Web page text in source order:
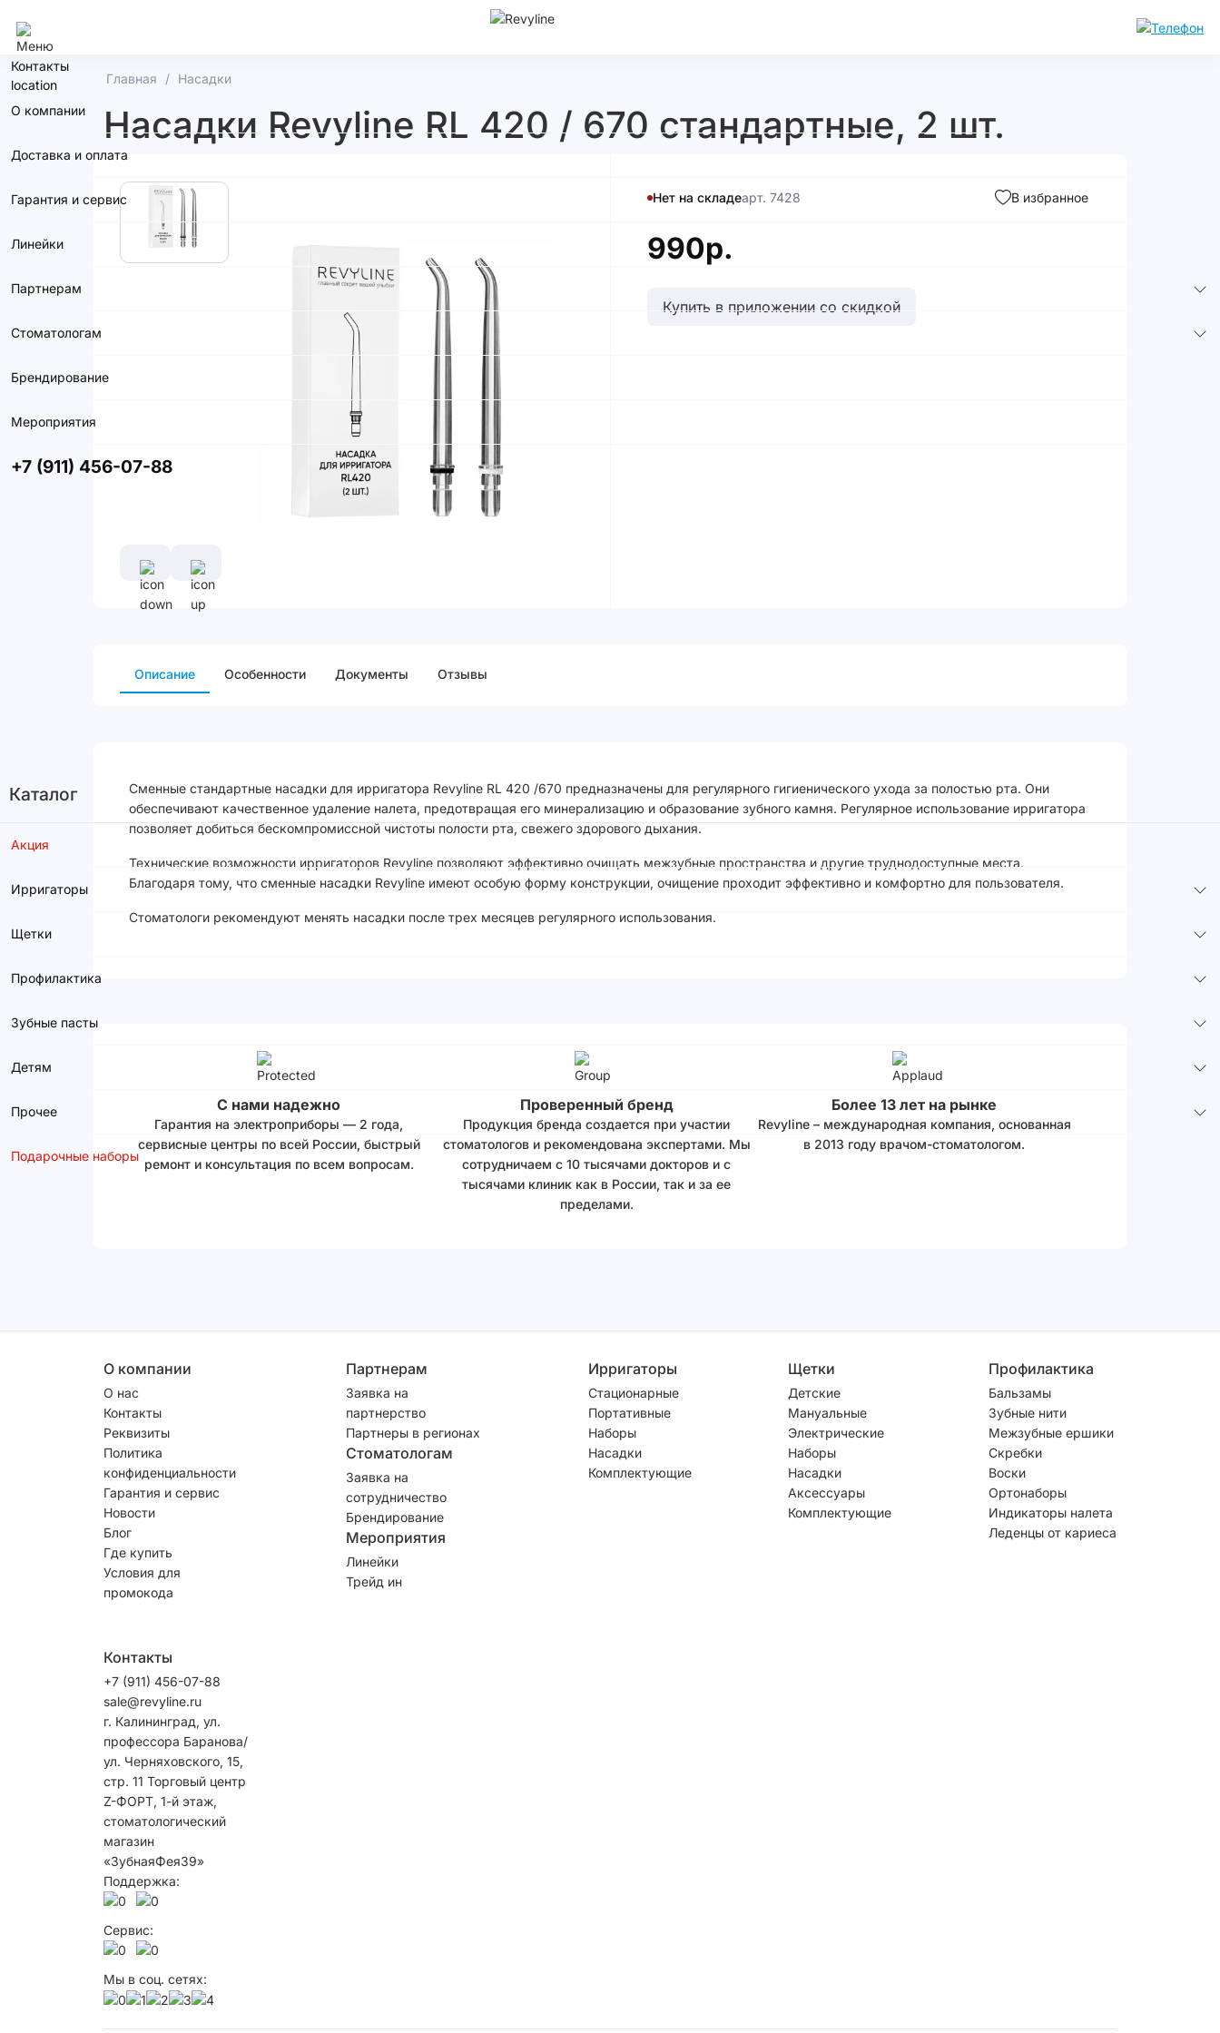
Контакты
О компании
Доставка и оплата
Гарантия и сервис
Линейки
Партнерам
Стоматологам
Брендирование
Мероприятия
+7 (911) 456-07-88
Каталог
Акция
Ирригаторы
Щетки
Профилактика
Зубные пасты
Детям
Прочее
Подарочные наборы
Главная Насадки
Насадки Revyline RL 420 / 670 стандартные, 2 шт.
Нет на складеарт. 7428 В избранное
990р.
Купить в приложении со скидкой
Описание Особенности Документы Отзывы
Сменные стандартные насадки для ирригатора Revyline RL 420 /670 предназначены для регулярного гигиенического ухода за полостью рта. Они
обеспечивают качественное удаление налета, предотвращая его минерализацию и образование зубного камня. Регулярное использование ирригатора
позволяет добиться бескомпромиссной чистоты полости рта, свежего здорового дыхания.
Технические возможности ирригаторов Revyline позволяют эффективно очищать межзубные пространства и другие труднодоступные места.
Благодаря тому, что сменные насадки Revyline имеют особую форму конструкции, очищение проходит эффективно и комфортно для пользователя.
Стоматологи рекомендуют менять насадки после трех месяцев регулярного использования.
С нами надежно
Гарантия на электроприборы — 2 года,
сервисные центры по всей России, быстрый
ремонт и консультация по всем вопросам.
Проверенный бренд
Продукция бренда создается при участии
стоматологов и рекомендована экспертами. Мы
сотрудничаем с 10 тысячами докторов и с
тысячами клиник как в России, так и за ее
пределами.
Более 13 лет на рынке
Revyline – международная компания, основанная
в 2013 году врачом-стоматологом.
О компании
О нас
Контакты
Реквизиты
Политика
конфиденциальности
Гарантия и сервис
Новости
Блог
Где купить
Условия для
промокода
Партнерам
Заявка на
партнерство
Партнеры в регионах
Стоматологам
Заявка на
сотрудничество
Брендирование
Мероприятия
Линейки
Трейд ин
Ирригаторы
Стационарные
Портативные
Наборы
Насадки
Комплектующие
Щетки
Детские
Мануальные
Электрические
Наборы
Насадки
Аксессуары
Комплектующие
Профилактика
Бальзамы
Зубные нити
Межзубные ершики
Скребки
Воски
Ортонаборы
Индикаторы налета
Леденцы от кариеса
Контакты
+7 (911) 456-07-88
sale@revyline.ru
г. Калининград, ул.
профессора Баранова/
ул. Черняховского, 15,
стр. 1​1 ​Торговый центр
Z-ФОРТ, 1-й этаж,
стоматологический
магазин
«ЗубнаяФея39»
Поддержка:
Сервис:
Мы в соц. сетях: